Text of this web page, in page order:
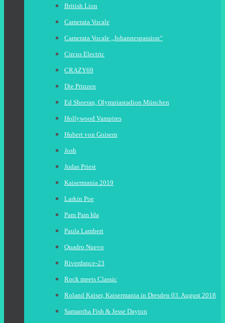
British Lion
Camerata Vocale
Camerata Vocale „Johannespassion“
Circus Electric
CRAZY69
Die Prinzen
Ed Sheeran, Olympiastadion München
Hollywood Vampires
Hubert von Goisern
Josh
Judas Priest
Kaisermania 2019
Larkin Poe
Pam Pam Ida
Paula Lambert
Quadro Nuevo
Riverdance-23
Rock meets Classic
Roland Kaiser, Kaisermania in Dresden 03. August 2018
Samantha Fish & Jesse Dayton